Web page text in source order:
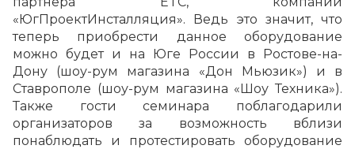
«ЮгПроектИнсталляция». Ведь это значит, что
теперь приобрести данное оборудование
можно будет и на Юге России в Ростове-на-
Дону (шоу-рум магазина «Дон Мьюзик») и в
Ставрополе (шоу-рум магазина «Шоу Техника»).
Также гости семинара поблагодарили
организаторов за возможность вблизи
понаблюдать и протестировать оборудование